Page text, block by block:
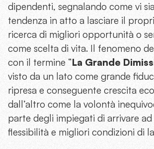
dipendenti, segnalando come vi
tendenza in atto a lasciare il
ricerca di migliori opportunità o
come scelta di vita. Il fenomeno
con il termine “La Grande
visto da un lato come grande
ripresa e conseguente crescita
dall’altro come la volontà
parte degli impiegati di arrivare ad
flessibilità e migliori condizioni di